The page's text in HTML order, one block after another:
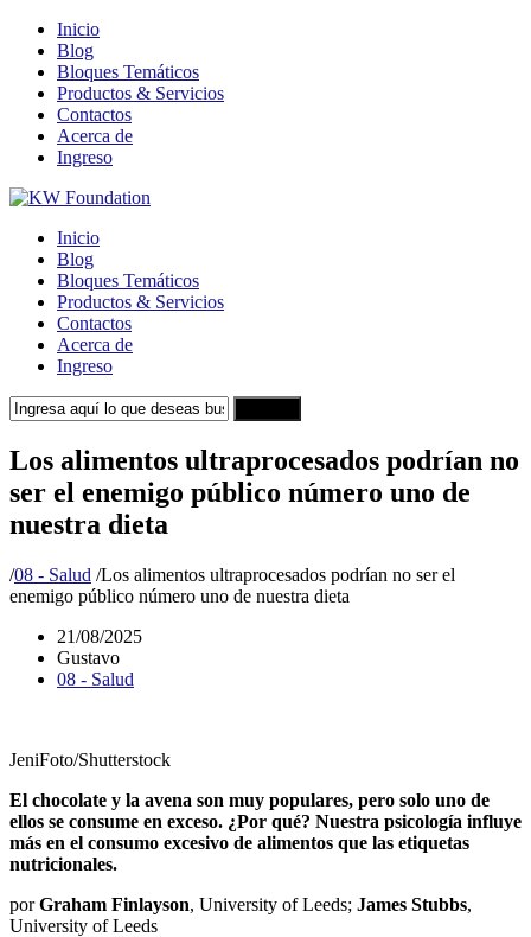
Inicio
Blog
Bloques Temáticos
Productos & Servicios
Contactos
Acerca de
Ingreso
Inicio
Blog
Bloques Temáticos
Productos & Servicios
Contactos
Acerca de
Ingreso
Los alimentos ultraprocesados podrían no
ser el enemigo público número uno de
nuestra dieta
/08 - Salud /Los alimentos ultraprocesados podrían no ser el
enemigo público número uno de nuestra dieta
21/08/2025
Gustavo
08 - Salud
JeniFoto/Shutterstock
El chocolate y la avena son muy populares, pero solo uno de
ellos se consume en exceso. ¿Por qué? Nuestra psicología influye
más en el consumo excesivo de alimentos que las etiquetas
nutricionales.
porGraham Finlayson, University of Leeds; James Stubbs,
University of Leeds